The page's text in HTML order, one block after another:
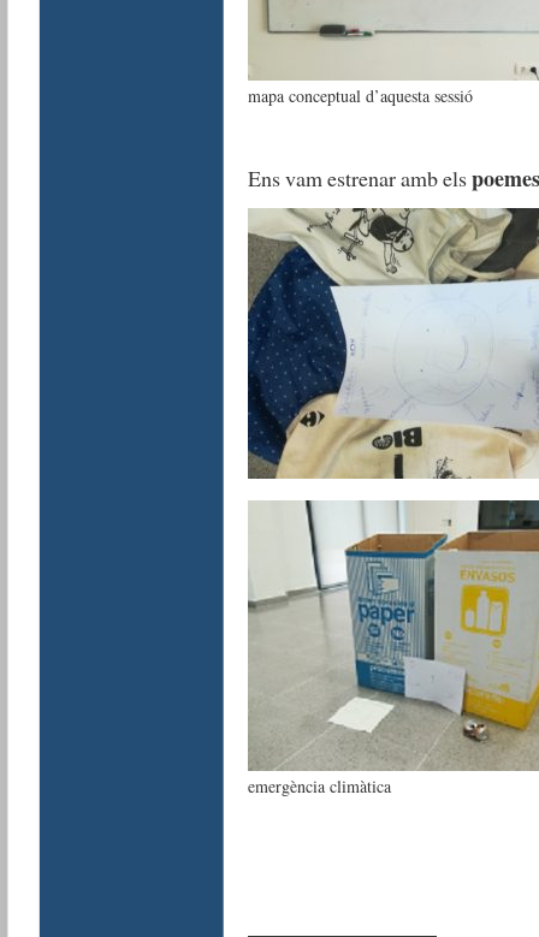
mapa conceptual d’aquesta sessió
Ens vam estrenar amb els
emergència climàtica